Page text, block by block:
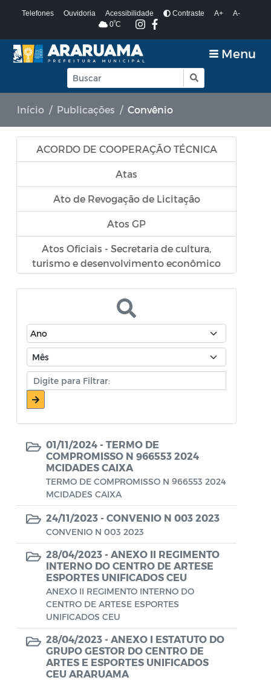
Telefones Ouvidoria Acessibilidade Contraste A+
A-
0ºC
Menu
Início Publicações Convênio
ACORDO DE COOPERAÇÃO TÉCNICA
Atas
Ato de Revogação de Licitação
Atos GP
Atos Oficiais - Secretaria de cultura,
turismo e desenvolvimento econômico
Atos Oficiais - Secretaria de Educação
Atos Oficiais - Secretaria de Fazenda e
Planejamento
Atos Oficiais - Secretaria de Saúde
Atos Oficiais - Secretaria de Transportes
Atos Oficiais - Secretaria Municipal de
Atos Oficiais - Secretaria Municipal de
Política Social, Trabalho, Habitação,
Terceira Idade e Desenvolvimento
Humano
Autorização Para Início de Obras
Aviso de rescisão unilateral
CADEP - Comissão de Análise de Defesa
Prévia
CONCURSO GUARDA MUNICIPAL Nº 002
Concurso Público
Conselho Municipal - CACS FUNDEB
01/11/2024 - TERMO DE
COMPROMISSO N 966553 2024
MCIDADES CAIXA
TERMO DE COMPROMISSO N 966553 2024
MCIDADES CAIXA
24/11/2023 - CONVENIO N 003 2023
CONVENIO N 003 2023
28/04/2023 - ANEXO II REGIMENTO
INTERNO DO CENTRO DE ARTESE
ESPORTES UNIFICADOS CEU
ANEXO II REGIMENTO INTERNO DO
CENTRO DE ARTESE ESPORTES
UNIFICADOS CEU
28/04/2023 - ANEXO I ESTATUTO DO
GRUPO GESTOR DO CENTRO DE
ARTES E ESPORTES UNIFICADOS
CEU ARARUAMA